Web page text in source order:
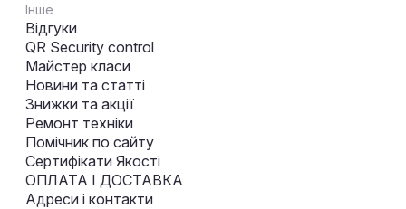
Інше
Відгуки
QR Security control
Майстер класи
Новини та статті
Знижки та акції
Ремонт техніки
Помічник по сайту
Сертифікати Якості
ОПЛАТА І ДОСТАВКА
Адреси і контакти